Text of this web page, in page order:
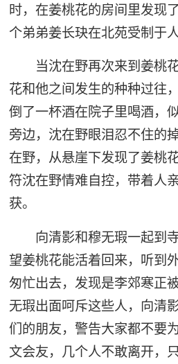
时，在姜桃花的房间里发现
个弟弟姜长玦在北苑受制于人
当沈在野再次来到姜桃
花和他之间发生的种种过往
倒了一杯酒在院子里喝酒，
旁边，沈在野眼泪忍不住的
在野，从悬崖下发现了姜桃
符沈在野情难自控，带着人
获。
向清影和穆无瑕一起到
望姜桃花能活着回来，听到
匆忙出去，发现是李郊寒正
无瑕出面呵斥这些人，向清
们的朋友，警告大家都不要
文会友，几个人不敢离开，